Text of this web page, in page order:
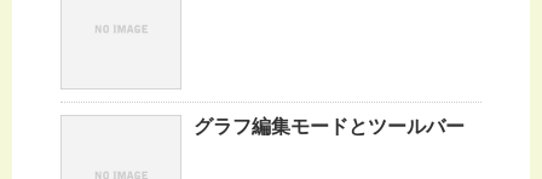
グラフ編集モードとツールバー